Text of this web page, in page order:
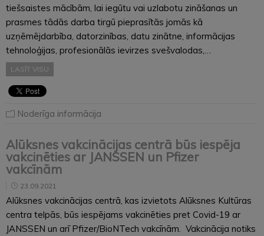
tiešsaistes mācībām, lai iegūtu vai uzlabotu zināšanas un
prasmes tādās darba tirgū pieprasītās jomās kā
uzņēmējdarbība, datorzinības, datu zinātne, informācijas
tehnoloģijas, profesionālās ievirzes svešvalodas,…
LASĪT VISU
Noderīga informācija
Alūksnes vakcinācijas centrā būs iespēja
vakcinēties ar JANSSEN un Pfizer
vakcīnām
23.09.2021
Alūksnes vakcinācijas centrā, kas izvietots Alūksnes Kultūras
centra telpās, būs iespējams vakcinēties pret Covid-19 ar
JANSSEN un arī Pfizer/BioNTech vakcīnām. Vakcinācija notiks